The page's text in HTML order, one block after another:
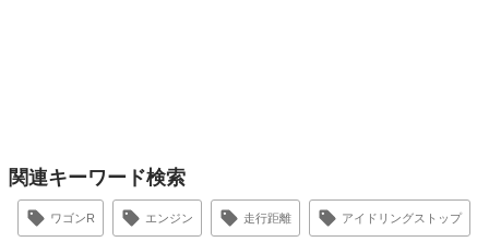
関連キーワード検索
ワゴンR エンジン 走行距離 アイドリングストップ